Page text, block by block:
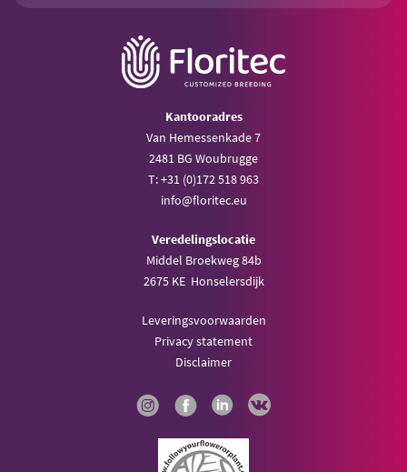
Kantooradres
Van Hemessenkade 7
2481 BG Woubrugge
T: +31 (0)172 518 963
info@floritec.eu
Veredelingslocatie
Middel Broekweg 84b
2675 KE Honselersdijk
Leveringsvoorwaarden
Privacy statement
Disclaimer